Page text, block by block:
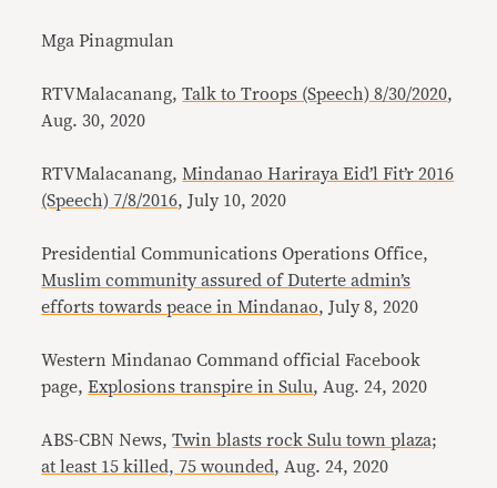
Mga Pinagmulan
RTVMalacanang,Talk to Troops (Speech) 8/30/2020,
Aug. 30, 2020
RTVMalacanang, Mindanao Hariraya Eid’l Fit’r 2016
(Speech) 7/8/2016, July 10, 2020
Presidential Communications Operations Office,
Muslim community assured of Duterte admin’s
efforts towards peace in Mindanao, July 8, 2020
Western Mindanao Command official Facebook
page,Explosions transpire in Sulu, Aug. 24, 2020
ABS-CBN News,Twin blasts rock Sulu town plaza;
at least 15 killed, 75 wounded, Aug. 24, 2020